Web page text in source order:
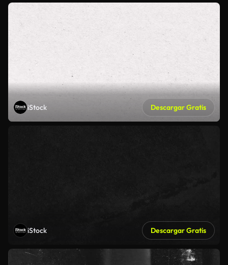
iStock Descargar Gratis
iStock Descargar Gratis